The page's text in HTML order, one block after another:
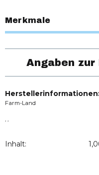
Merkmale
Angaben
Farm-Land
Inhalt: